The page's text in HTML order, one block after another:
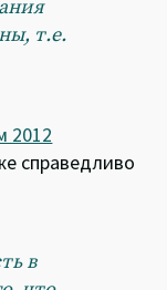
т.е.
2012
справедливо
в